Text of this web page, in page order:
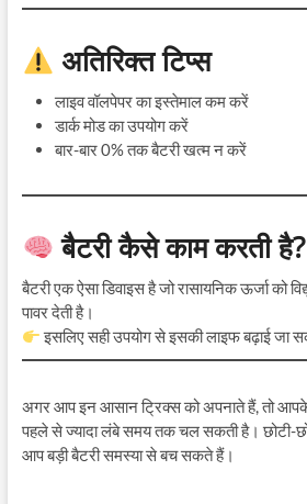
अतिरिक्त टिप्स
लाइव वॉलपेपर का इस्तेमाल कम करें
डार्क मोड का उपयोग करें
बार-बार 0% तक बैटरी खत्म न करें
बैटरी कैसे काम करती है?
बैटरी एक ऐसा डिवाइस है जो रासायनिक ऊर्जा को
पावर देती है।
इसलिए सही उपयोग से इसकी लाइफ बढ़ाई जा
अगर आप इन आसान ट्रिक्स को अपनाते हैं, तो आपके
पहले से ज्यादा लंबे समय तक चल सकती है। छोटी-
आप बड़ी बैटरी समस्या से बच सकते हैं।